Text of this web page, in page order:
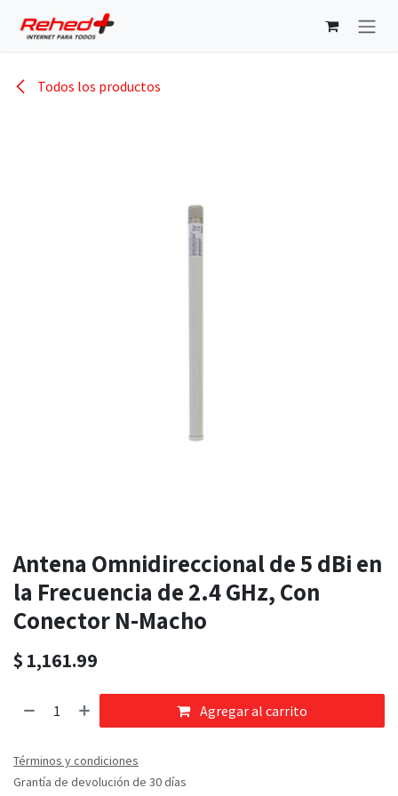
Todos los productos
Antena Omnidireccional de 5 dBi en
la Frecuencia de 2.4 GHz, Con
Conector N-Macho
$ 1,161.99
Agregar al carrito
Términos y condiciones
Grantía de devolución de 30 días